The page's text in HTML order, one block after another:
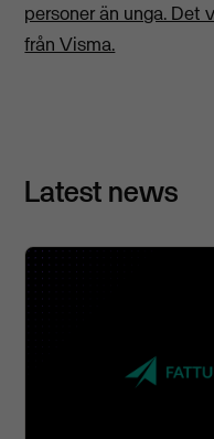
personer än unga. Det
från Visma.
Latest news